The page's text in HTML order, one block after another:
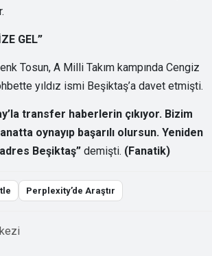
GEL”
Tosun, A Milli Takım kampında Cengiz
yıldız ismi Beşiktaş’a davet etmişti.
transfer haberlerin çıkıyor. Bizim
oynayıp başarılı olursun. Yeniden
Beşiktaş”demişti. (Fanatik)
Perplexity’de Araştır